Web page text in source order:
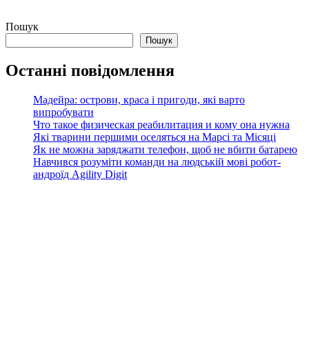
Пошук
Пошук
Останні повідомлення
Мадейра: острови, краса і пригоди, які варто
випробувати
Что такое физическая реабилитация и кому она нужна
Які тварини першими оселяться на Марсі та Місяці
Як не можна заряджати телефон, щоб не вбити батарею
Навчився розуміти команди на людській мові робот-
андроїд Agility Digit